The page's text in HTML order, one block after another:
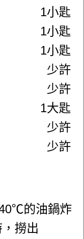
1小匙
1小匙
1小匙
少許
少許
1大匙
少許
少許
的油鍋炸
撈出